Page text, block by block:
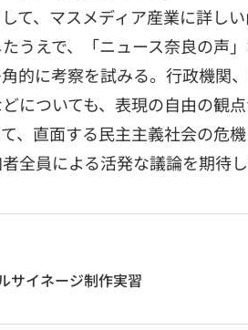
て、マスメディア産業に詳し
うえで、「ニュース奈良の声
的に考察を試みる。行政機関
についても、表現の自由の観
、直面する民主主義社会の危
全員による活発な議論を期待し
サイネージ制作実習